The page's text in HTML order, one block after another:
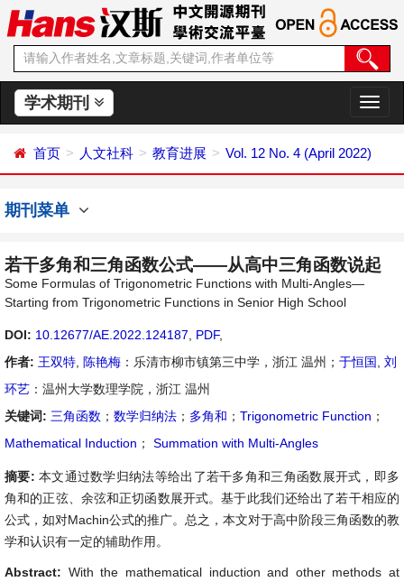
学术期刊
切
换
航
首页 人文社科 教育进展 Vol. 12 No. 4 (April 2022)
期刊菜单
若干多角和三角函数公式——从高中三角函数说起
Some Formulas of Trigonometric Functions with Multi-Angles—
Starting from Trigonometric Functions in Senior High School
DOI: 10.12677/AE.2022.124187 PDF,
作者: 王双特 陈艳梅 ：乐清市柳市镇第三中学，浙江 温州； 于恒国
刘
环艺 ：温州大学数理学院，浙江 温州
关键词: 三角函数 ； 数学归纳法 ； 多角和 ； Trigonometric Function ；
Mathematical Induction ； Summation with Multi-Angles
摘要: 本文通过数学归纳法等给出了若干多角和三角函数展开式，即多
角和的正弦、余弦和正切函数展开式。基于此我们还给出了若干相应的
公式，如对Machin公式的推广。总之，本文对于高中阶段三角函数的教
学和认识有一定的辅助作用。
Abstract: With the mathematical induction and other methods at